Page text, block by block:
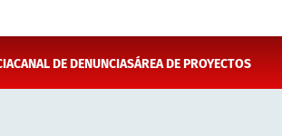
CANAL DE DENUNCIASÁREA DE PROYECTOS